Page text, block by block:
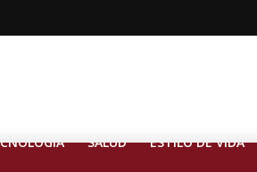
SALUD ESTILO DE VIDA